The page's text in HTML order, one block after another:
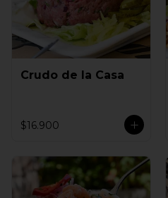
Crudo de la Casa
$16.900